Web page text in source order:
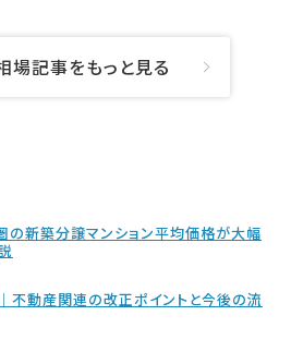
場記事をもっと見る
の新築分譲マンション平均価格が大幅
不動産関連の改正ポイントと今後の流